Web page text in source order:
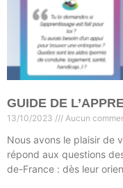
GUIDE DE
13/10/2023 Aucun
Nous avons le plaisir de
répond aux questions
de-France : dès leur